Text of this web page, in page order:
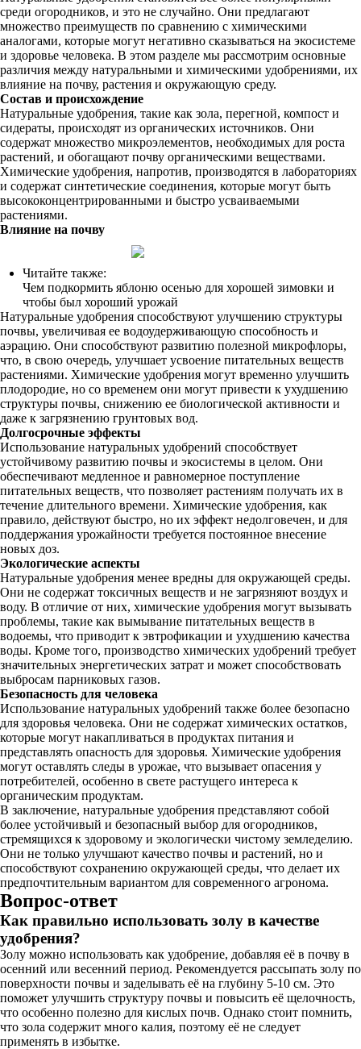
среди огородников, и это не случайно. Они предлагают
множество преимуществ по сравнению с химическими
аналогами, которые могут негативно сказываться на экосистеме
и здоровье человека. В этом разделе мы рассмотрим основные
различия между натуральными и химическими удобрениями, их
влияние на почву, растения и окружающую среду.
Состав и происхождение
Натуральные удобрения, такие как зола, перегной, компост и
сидераты, происходят из органических источников. Они
содержат множество микроэлементов, необходимых для роста
растений, и обогащают почву органическими веществами.
Химические удобрения, напротив, производятся в лабораториях
и содержат синтетические соединения, которые могут быть
высококонцентрированными и быстро усваиваемыми
растениями.
Влияние на почву
Читайте также:
Чем подкормить яблоню осенью для хорошей зимовки и
чтобы был хороший урожай
Натуральные удобрения способствуют улучшению структуры
почвы, увеличивая ее водоудерживающую способность и
аэрацию. Они способствуют развитию полезной микрофлоры,
что, в свою очередь, улучшает усвоение питательных веществ
растениями. Химические удобрения могут временно улучшить
плодородие, но со временем они могут привести к ухудшению
структуры почвы, снижению ее биологической активности и
даже к загрязнению грунтовых вод.
Долгосрочные эффекты
Использование натуральных удобрений способствует
устойчивому развитию почвы и экосистемы в целом. Они
обеспечивают медленное и равномерное поступление
питательных веществ, что позволяет растениям получать их в
течение длительного времени. Химические удобрения, как
правило, действуют быстро, но их эффект недолговечен, и для
поддержания урожайности требуется постоянное внесение
новых доз.
Экологические аспекты
Натуральные удобрения менее вредны для окружающей среды.
Они не содержат токсичных веществ и не загрязняют воздух и
воду. В отличие от них, химические удобрения могут вызывать
проблемы, такие как вымывание питательных веществ в
водоемы, что приводит к эвтрофикации и ухудшению качества
воды. Кроме того, производство химических удобрений требует
значительных энергетических затрат и может способствовать
выбросам парниковых газов.
Безопасность для человека
Использование натуральных удобрений также более безопасно
для здоровья человека. Они не содержат химических остатков,
которые могут накапливаться в продуктах питания и
представлять опасность для здоровья. Химические удобрения
могут оставлять следы в урожае, что вызывает опасения у
потребителей, особенно в свете растущего интереса к
органическим продуктам.
В заключение, натуральные удобрения представляют собой
более устойчивый и безопасный выбор для огородников,
стремящихся к здоровому и экологически чистому земледелию.
Они не только улучшают качество почвы и растений, но и
способствуют сохранению окружающей среды, что делает их
предпочтительным вариантом для современного агронома.
Вопрос-ответ
Как правильно использовать золу в качестве
удобрения?
Золу можно использовать как удобрение, добавляя её в почву в
осенний или весенний период. Рекомендуется рассыпать золу по
поверхности почвы и заделывать её на глубину 5-10 см. Это
поможет улучшить структуру почвы и повысить её щелочность,
что особенно полезно для кислых почв. Однако стоит помнить,
что зола содержит много калия, поэтому её не следует
применять в избытке.